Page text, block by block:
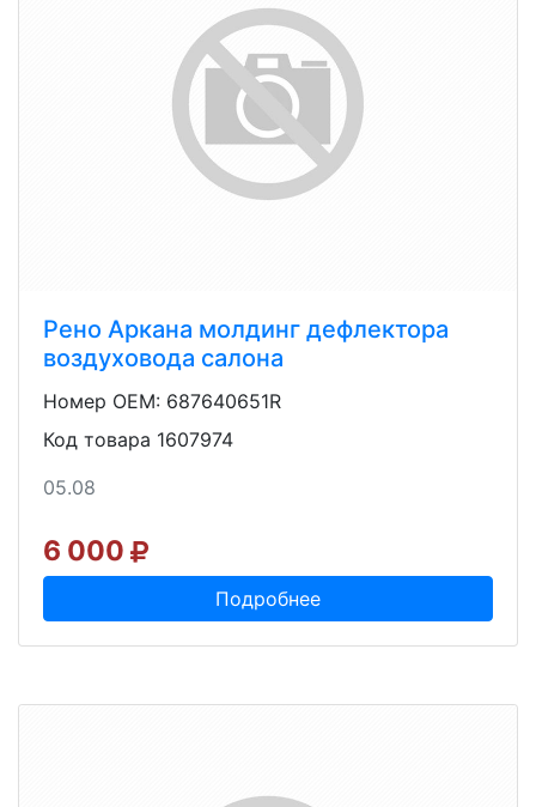
Рено Аркана молдинг дефлектора
воздуховода салона
Номер OEM: 687640651R
Код товара 1607974
05.08
6 000
Подробнее